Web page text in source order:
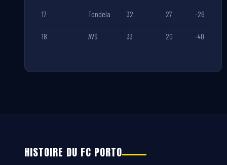
17 Tondela 32 27 -26
18 AVS 33 20 -40
HISTOIRE DU FC PORTO